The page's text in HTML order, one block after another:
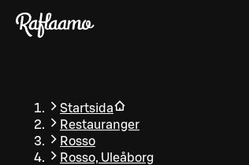
Gå till huvudinnehållet
Startsida
Restauranger
Rosso
Rosso, Uleåborg